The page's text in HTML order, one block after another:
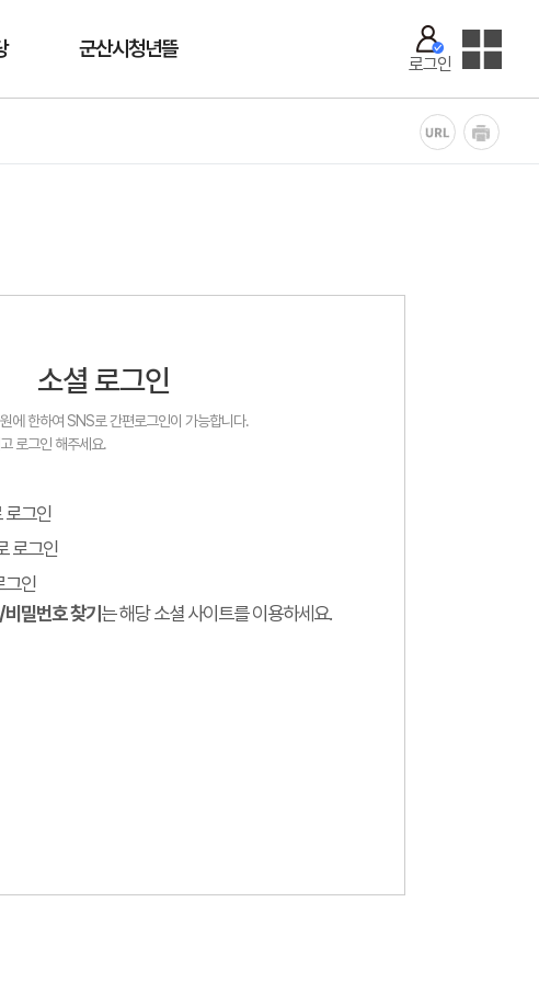
군산시청년뜰
로그인
소셜 로그인
에 한하여 SNS로 간편로그인이 가능합니다.
로그인 해주세요.
로그인
로그인
그인
밀번호 찾기 는 해당 소셜 사이트를 이용하세요.